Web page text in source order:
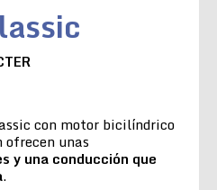
con motor bicilíndrico
unas
y una conducción que
.